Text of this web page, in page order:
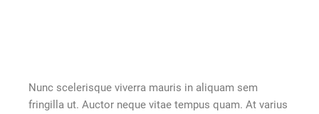
Nunc scelerisque viverra mauris in aliquam sem
fringilla ut. Auctor neque vitae tempus quam. At varius